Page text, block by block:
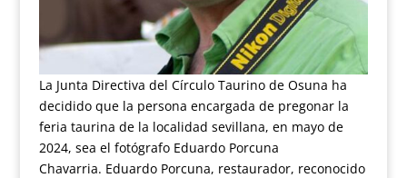
La Junta Directiva del Círculo Taurino de Osuna ha
decidido que la persona encargada de pregonar la
feria taurina de la localidad sevillana, en mayo de
2024, sea el fotógrafo Eduardo Porcuna
Chavarria. Eduardo Porcuna, restaurador, reconocido